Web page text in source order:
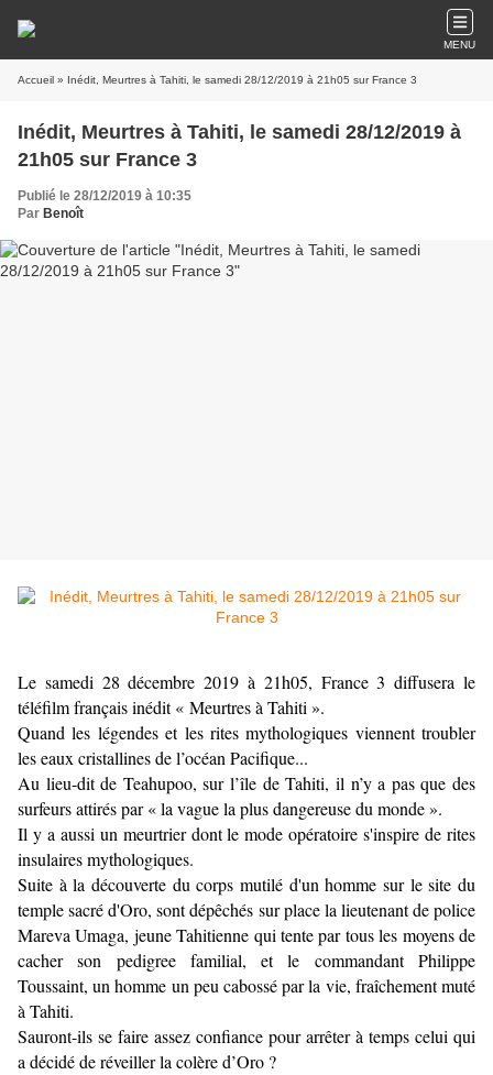
MENU
Accueil » Inédit, Meurtres à Tahiti, le samedi 28/12/2019 à 21h05 sur France 3
Inédit, Meurtres à Tahiti, le samedi 28/12/2019 à
21h05 sur France 3
Publié le 28/12/2019 à 10:35
Par Benoît
Le samedi 28 décembre 2019 à 21h05, France 3 diffusera le
téléfilm français inédit « Meurtres à Tahiti ».
Quand les légendes et les rites mythologiques viennent troubler
les eaux cristallines de l’océan Pacifique...
Au lieu-dit de Teahupoo, sur l’île de Tahiti, il n’y a pas que des
surfeurs attirés par « la vague la plus dangereuse du monde ».
Il y a aussi un meurtrier dont le mode opératoire s'inspire de rites
insulaires mythologiques.
Suite à la découverte du corps mutilé d'un homme sur le site du
temple sacré d'Oro, sont dépêchés sur place la lieutenant de police
Mareva Umaga, jeune Tahitienne qui tente par tous les moyens de
cacher son pedigree familial, et le commandant Philippe
Toussaint, un homme un peu cabossé par la vie, fraîchement muté
à Tahiti.
Sauront-ils se faire assez confiance pour arrêter à temps celui qui
a décidé de réveiller la colère d’Oro ?